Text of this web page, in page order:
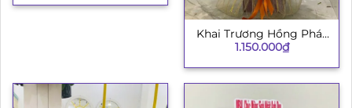
Khai Trương Hồng Phát
8
1.150.000₫